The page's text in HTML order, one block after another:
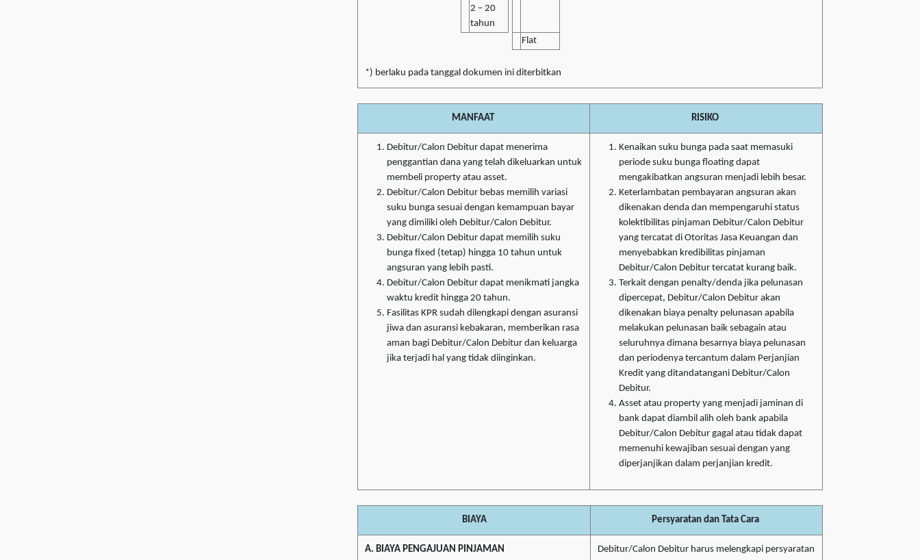
2 – 20
tahun
Flat
*) berlaku pada tanggal dokumen ini diterbitkan
MANFAAT RISIKO
Debitur/Calon Debitur dapat menerima
penggantian dana yang telah dikeluarkan untuk
membeli property atau asset.
Debitur/Calon Debitur bebas memilih variasi
suku bunga sesuai dengan kemampuan bayar
yang dimiliki oleh Debitur/Calon Debitur.
Debitur/Calon Debitur dapat memilih suku
bunga fixed (tetap) hingga 10 tahun untuk
angsuran yang lebih pasti.
Debitur/Calon Debitur dapat menikmati jangka
waktu kredit hingga 20 tahun.
Fasilitas KPR sudah dilengkapi dengan asuransi
jiwa dan asuransi kebakaran, memberikan rasa
aman bagi Debitur/Calon Debitur dan keluarga
jika terjadi hal yang tidak diinginkan.
Kenaikan suku bunga pada saat memasuki
periode suku bunga floating dapat
mengakibatkan angsuran menjadi lebih besar.
Keterlambatan pembayaran angsuran akan
dikenakan denda dan mempengaruhi status
kolektibilitas pinjaman Debitur/Calon Debitur
yang tercatat di Otoritas Jasa Keuangan dan
menyebabkan kredibilitas pinjaman
Debitur/Calon Debitur tercatat kurang baik.
Terkait dengan penalty/denda jika pelunasan
dipercepat, Debitur/Calon Debitur akan
dikenakan biaya penalty pelunasan apabila
melakukan pelunasan baik sebagain atau
seluruhnya dimana besarnya biaya pelunasan
dan periodenya tercantum dalam Perjanjian
Kredit yang ditandatangani Debitur/Calon
Debitur.
Asset atau property yang menjadi jaminan di
bank dapat diambil alih oleh bank apabila
Debitur/Calon Debitur gagal atau tidak dapat
memenuhi kewajiban sesuai dengan yang
diperjanjikan dalam perjanjian kredit.
BIAYA Persyaratan dan Tata Cara
A. BIAYA PENGAJUAN PINJAMAN
Debitur/Calon Debitur harus melengkapi persyaratan